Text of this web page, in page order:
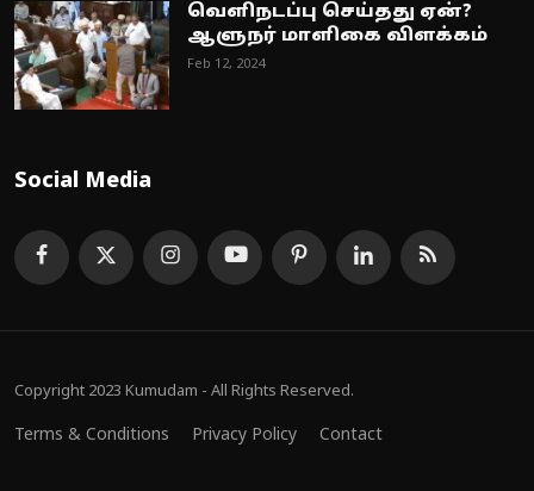
வெளிநடப்பு செய்தது ஏன்?
ஆளுநர் மாளிகை விளக்கம்
Feb 12, 2024
Social Media
Copyright 2023 Kumudam - All Rights Reserved.
Terms & Conditions Privacy Policy Contact